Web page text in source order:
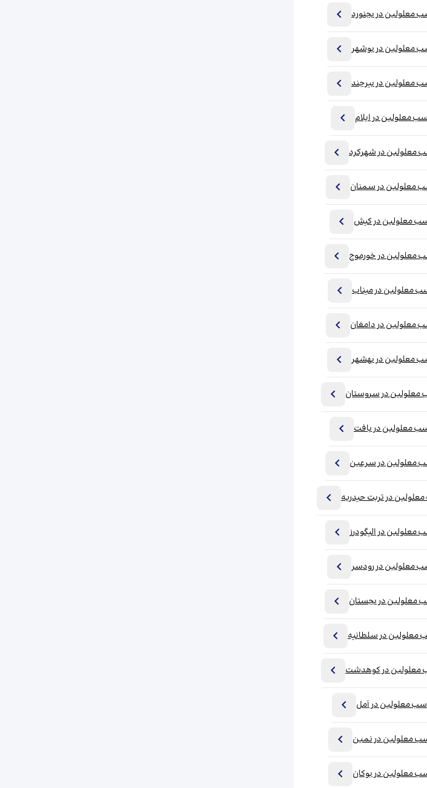
معلولین در بجنورد
معلولین در بوشهر
معلولین در بیرجند
معلولین در ایلام
معلولین در شهرکرد
معلولین در سمنان
معلولین در کیش
معلولین در خورموج
معلولین در میناب
معلولین در دامغان
معلولین در بهشهر
معلولین در سروستان
معلولین در بافت
معلولین در سرعین
در تربت حیدریه
معلولین در الیگودرز
معلولین در رودسر
معلولین در بجستان
معلولین در سلطانیه
معلولین در کوهدشت
معلولین در آمل
معلولین در نمین
معلولین در بوکان